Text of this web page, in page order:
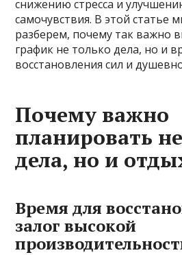
снижению стресса и
самочувствия. В этой статье
разберем, почему так важно
график не только дела, но и
восстановления сил и
Почему важно
планировать
дела, но и
Время для
залог высокой